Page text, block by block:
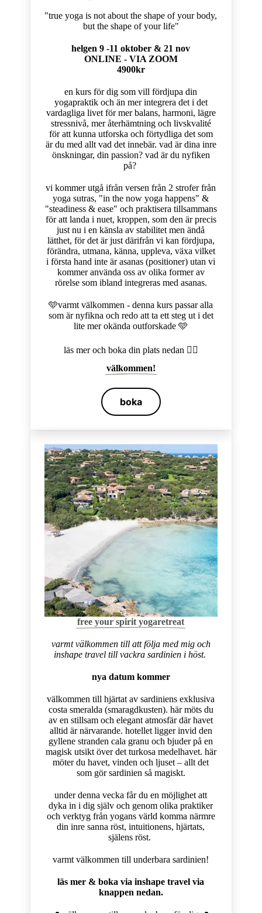
"true yoga is not about the shape of your body,
but the shape of your life"
helgen 9 -11 oktober & 21 nov
ONLINE - VIA ZOOM
4900kr
en kurs för dig som vill fördjupa din
yogapraktik och än mer integrera det i det
vardagliga livet för mer balans, harmoni, lägre
stressnivå, mer återhämtning och livskvalité
för att kunna utforska och förtydliga det som
är du med allt vad det innebär. vad är dina inre
önskningar, din passion? vad är du nyfiken
på?
vi kommer utgå ifrån versen från 2 strofer från
yoga sutras, "in the now yoga happens" &
"steadiness & ease" och praktisera tillsammans
för att landa i nuet, kroppen, som den är precis
just nu i en känsla av stabilitet men ändå
lätthet, för det är just därifrån vi kan fördjupa,
förändra, utmana, känna, uppleva, växa vilket
i första hand inte är asanas (positioner) utan vi
kommer använda oss av olika former av
rörelse som ibland integreras med asanas.
🩵varmt välkommen - denna kurs passar alla
som är nyfikna och redo att ta ett steg ut i det
lite mer okända outforskade 🩵
läs mer och boka din plats nedan 👇🏼
välkommen!
boka
free your spirit yogaretreat
varmt välkommen till att följa med mig och
inshape travel till vackra sardinien i höst.
nya datum kommer
välkommen till hjärtat av sardiniens exklusiva
costa smeralda (smaragdkusten). här möts du
av en stillsam och elegant atmosfär där havet
alltid är närvarande. hotellet ligger invid den
gyllene stranden cala granu och bjuder på en
magisk utsikt över det turkosa medelhavet. här
möter du havet, vinden och ljuset – allt det
som gör sardinien så magiskt.
under denna vecka får du en möjlighet att
dyka in i dig själv och genom olika praktiker
och verktyg från yogans värld komma närmre
din inre sanna röst, intuitionens, hjärtats,
själens röst.
varmt välkommen till underbara sardinien!
läs mer & boka via inshape travel via
knappen nedan.